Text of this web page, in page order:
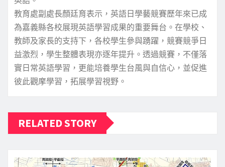
教育處副處長顏廷育表示，英語日學藝競賽歷年來已成
為嘉義縣各校展現英語學習成果的重要舞台。在學校、
教師及家長的支持下，各校學生參與踴躍，競賽競爭日
益激烈，學生整體表現亦逐年提升。透過競賽，不僅落
實日常英語學習，更能培養學生台風與自信心，並促進
彼此觀摩學習，拓展學習視野。
RELATED STORY